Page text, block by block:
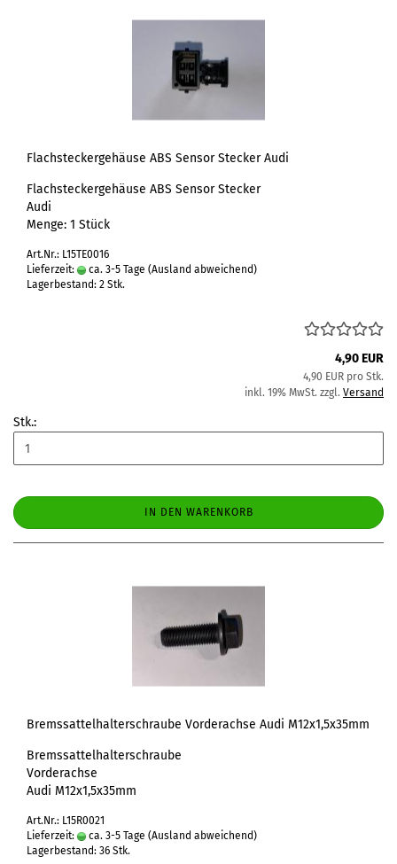
Flachsteckergehäuse ABS Sensor Stecker Audi
Flachsteckergehäuse ABS Sensor Stecker
Audi
Menge: 1 Stück
Art.Nr.: L15TE0016
Lieferzeit:
ca. 3-5 Tage (Ausland abweichend)
Lagerbestand: 2 Stk.
4,90 EUR
4,90 EUR pro Stk.
inkl. 19% MwSt. zzgl. Versand
Stk.:
IN DEN WARENKORB
Bremssattelhalterschraube Vorderachse Audi M12x1,5x35mm
Bremssattelhalterschraube
Vorderachse
Audi M12x1,5x35mm
Art.Nr.: L15R0021
Lieferzeit:
ca. 3-5 Tage (Ausland abweichend)
Lagerbestand: 36 Stk.